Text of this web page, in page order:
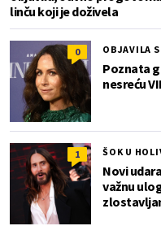
linču koji je doživela
0 OBJAVILA
Poznata
nesreću
1 ŠOK U
Novi
važnu